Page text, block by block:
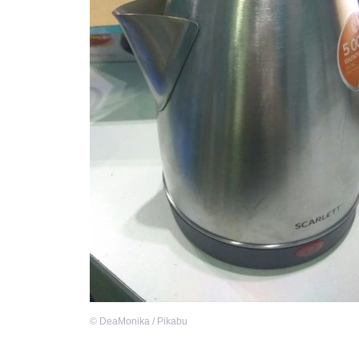
© DeaMonika / Pikabu